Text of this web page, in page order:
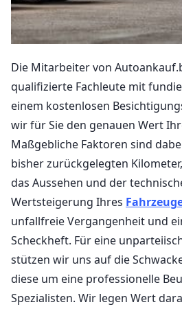
Die Mitarbeiter von
qualifizierte Fachleute mit
einem kostenlosen
wir für Sie den genauen Wert
Maßgebliche Faktoren sind
bisher zurückgelegten
das Aussehen und der
Wertsteigerung Ihres
unfallfreie Vergangenheit und
Scheckheft. Für eine
stützen wir uns auf die
diese um eine professionelle
Spezialisten. Wir legen Wert